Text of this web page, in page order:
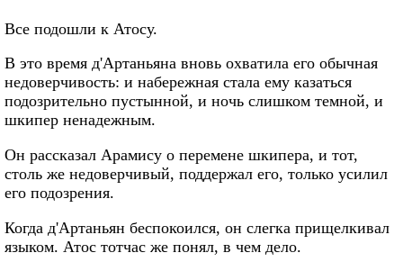
Все подошли к Атосу.
В это время д'Артаньяна вновь охватила его обычная
недоверчивость: и набережная стала ему казаться
подозрительно пустынной, и ночь слишком темной, и
шкипер ненадежным.
Он рассказал Арамису о перемене шкипера, и тот,
столь же недоверчивый, поддержал его, только усилил
его подозрения.
Когда д'Артаньян беспокоился, он слегка прищелкивал
языком. Атос тотчас же понял, в чем дело.